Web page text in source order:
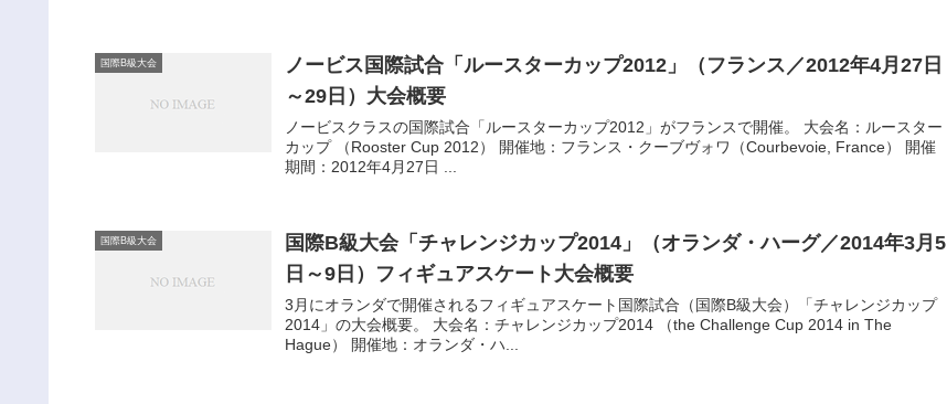
国際B級大会
ノービス国際試合「ルースターカップ2012」（フランス／2012年4月27日
～29日）大会概要
ノービスクラスの国際試合「ルースターカップ2012」がフランスで開催。 大会名：ルースター
カップ （Rooster Cup 2012） 開催地：フランス・クーブヴォワ（Courbevoie, France） 開催
期間：2012年4月27日 ...
国際B級大会
国際B級大会「チャレンジカップ2014」（オランダ・ハーグ／2014年3月5
日～9日）フィギュアスケート大会概要
3月にオランダで開催されるフィギュアスケート国際試合（国際B級大会）「チャレンジカップ
2014」の大会概要。 大会名：チャレンジカップ2014 （the Challenge Cup 2014 in The
Hague） 開催地：オランダ・ハ...